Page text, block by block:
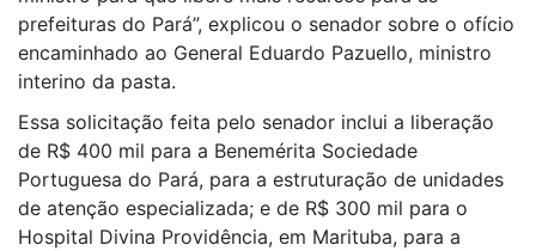
prefeituras do Pará”, explicou o senador sobre o ofício
encaminhado ao General Eduardo Pazuello, ministro
interino da pasta.
Essa solicitação feita pelo senador inclui a liberação
de R$ 400 mil para a Benemérita Sociedade
Portuguesa do Pará, para a estruturação de unidades
de atenção especializada; e de R$ 300 mil para o
Hospital Divina Providência, em Marituba, para a